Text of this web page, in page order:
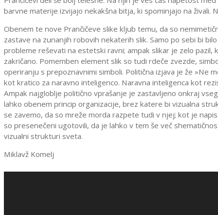
barvne materije izvijajo nekakšna bitja, ki spominjajo na živali.
Obenem te nove Prančičeve slike kljub temu, da so
zastave na zunanjih robovih nekaterih slik. Samo po sebi bi
probleme reševati na estetski ravni; ampak slikar je zelo
zakričano. Pomemben element slik so tudi rdeče zvezde,
operiranju s prepoznavnimi simboli. Politična izjava je že »Ne
kot kratico za naravno inteligenco. Naravna inteligenca kot
Ampak najgloblje politično vprašanje je zastavljeno onkraj
lahko obenem princip organizacije, brez katere bi vizualna
se zavemo, da so mreže morda razpete tudi v njej; kot je
so presenečeni ugotovili, da je lahko v tem še več
vizualni strukturi sveta.
Miklavž Komelj